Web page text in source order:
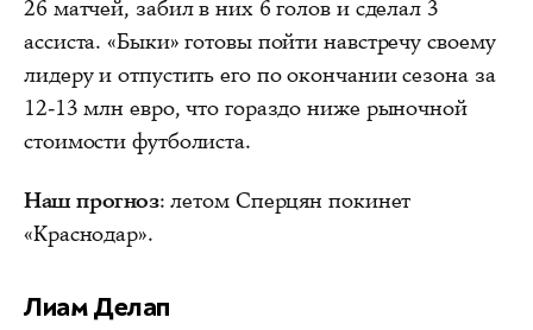
26 матчей, забил в них 6 голов и сделал 3
ассиста. «Быки» готовы пойти навстречу своему
лидеру и отпустить его по окончании сезона за
12-13 млн евро, что гораздо ниже рыночной
стоимости футболиста.
Наш прогноз: летом Сперцян покинет
«Краснодар».
Лиам Делап